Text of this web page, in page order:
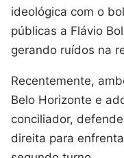
ideológica com o
públicas a Flávio
gerando ruídos na
Recentemente,
Belo Horizonte e
conciliador,
direita para